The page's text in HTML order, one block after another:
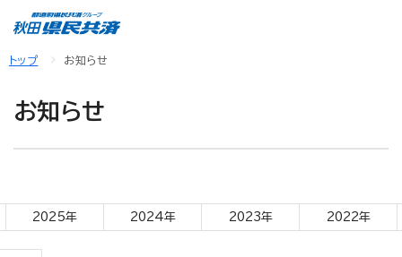
トップ お知らせ
お知らせ
2025年 2024年 2023年 2022年